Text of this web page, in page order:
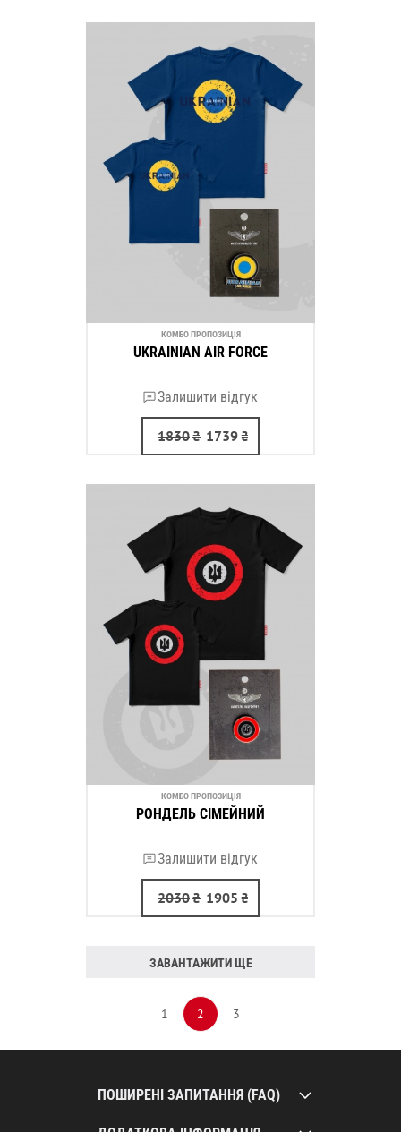
КОМБО ПРОПОЗИЦІЯ
UKRAINIAN AIR FORCE
Залишити відгук
1830₴ 1739₴
КОМБО ПРОПОЗИЦІЯ
РОНДЕЛЬ СІМЕЙНИЙ
Залишити відгук
2030₴ 1905 ₴
ЗАВАНТАЖИТИ ЩЕ
1 2 3
ПОШИРЕНІ ЗАПИТАННЯ (FAQ)